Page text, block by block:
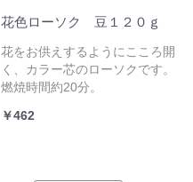
花色ローソク 豆１２０ｇ
花をお供えするようにこころ開
く、カラー芯のローソクです。
燃焼時間約20分。
￥462